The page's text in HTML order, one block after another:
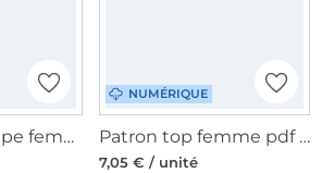
Patron top & jupe femme pdf Fadenkäfer, en allemand
NUMÉRIQUE
Patron top femme pdf Olivia vintageBambi, en allemand
7,05 € / unité